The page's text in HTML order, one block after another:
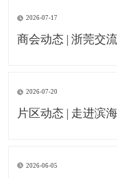
2026-07-17
2026-07-20
片区动态 | 走进滨
2026-06-05